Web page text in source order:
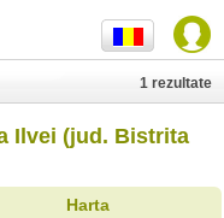
Ilvei (jud. Bistrita
Harta
1 rezultate